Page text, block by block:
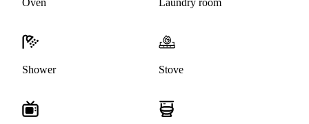
Oven Laundry room
Shower Stove